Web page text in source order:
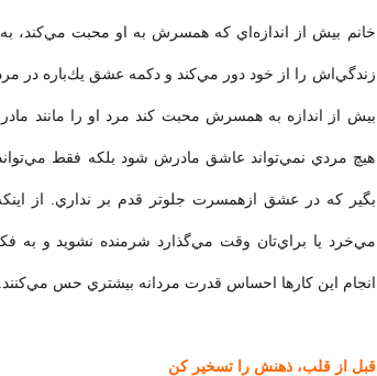
خانم بيش از اندازه‌اي كه همسرش به او محبت مي‌كند، به
زندگي‌اش را از خود دور مي‌كند و دكمه عشق يك‌باره در
بيش از اندازه به همسرش محبت كند مرد او را مانند
هيچ مردي نمي‌تواند عاشق مادرش شود بلكه فقط
بگير كه در عشق ازهمسرت جلوتر قدم بر نداري. از
مي‌خرد يا براي‌تان وقت مي‌گذارد شرمنده نشويد و به
انجام اين كارها احساس قدرت مردانه بيشتري حس مي‌كنند.
قبل از قلب، ذهنش را تسخير كن